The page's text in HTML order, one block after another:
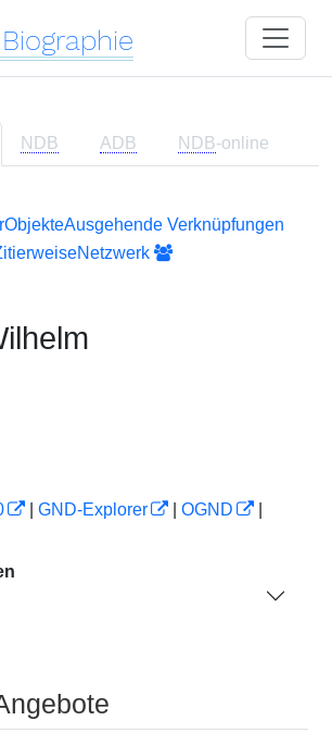
Biographie
NDB ADB NDB-online
ObjekteAusgehende Verknüpfungen
Netzwerk
GND-Explorer OGND